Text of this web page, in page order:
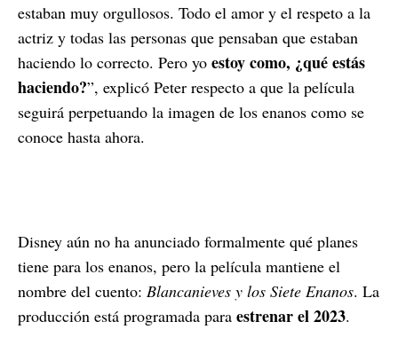
estaban muy orgullosos. Todo el amor y el respeto a la
actriz y todas las personas que pensaban que estaban
haciendo lo correcto. Pero yo estoy como, ¿qué estás
haciendo?”, explicó Peter respecto a que la película
seguirá perpetuando la imagen de los enanos como se
conoce hasta ahora.
Disney aún no ha anunciado formalmente qué planes
tiene para los enanos, pero la película mantiene el
nombre del cuento: Blancanieves y los Siete Enanos. La
producción está programada para estrenar el 2023.